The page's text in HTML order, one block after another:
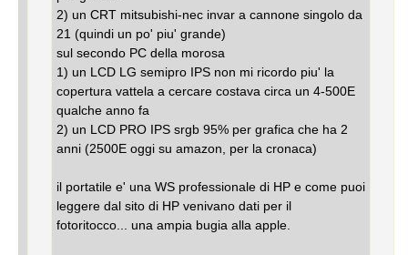
2) un CRT mitsubishi-nec invar a cannone singolo da
21 (quindi un po' piu' grande)
sul secondo PC della morosa
1) un LCD LG semipro IPS non mi ricordo piu' la
copertura vattela a cercare costava circa un 4-500E
qualche anno fa
2) un LCD PRO IPS srgb 95% per grafica che ha 2
anni (2500E oggi su amazon, per la cronaca)
il portatile e' una WS professionale di HP e come puoi
leggere dal sito di HP venivano dati per il
fotoritocco... una ampia bugia alla apple.